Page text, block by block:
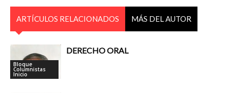
ARTÍCULOS RELACIONADOS MÁS DEL AUTOR
Bloque
Columnistas
Inicio
DERECHO ORAL